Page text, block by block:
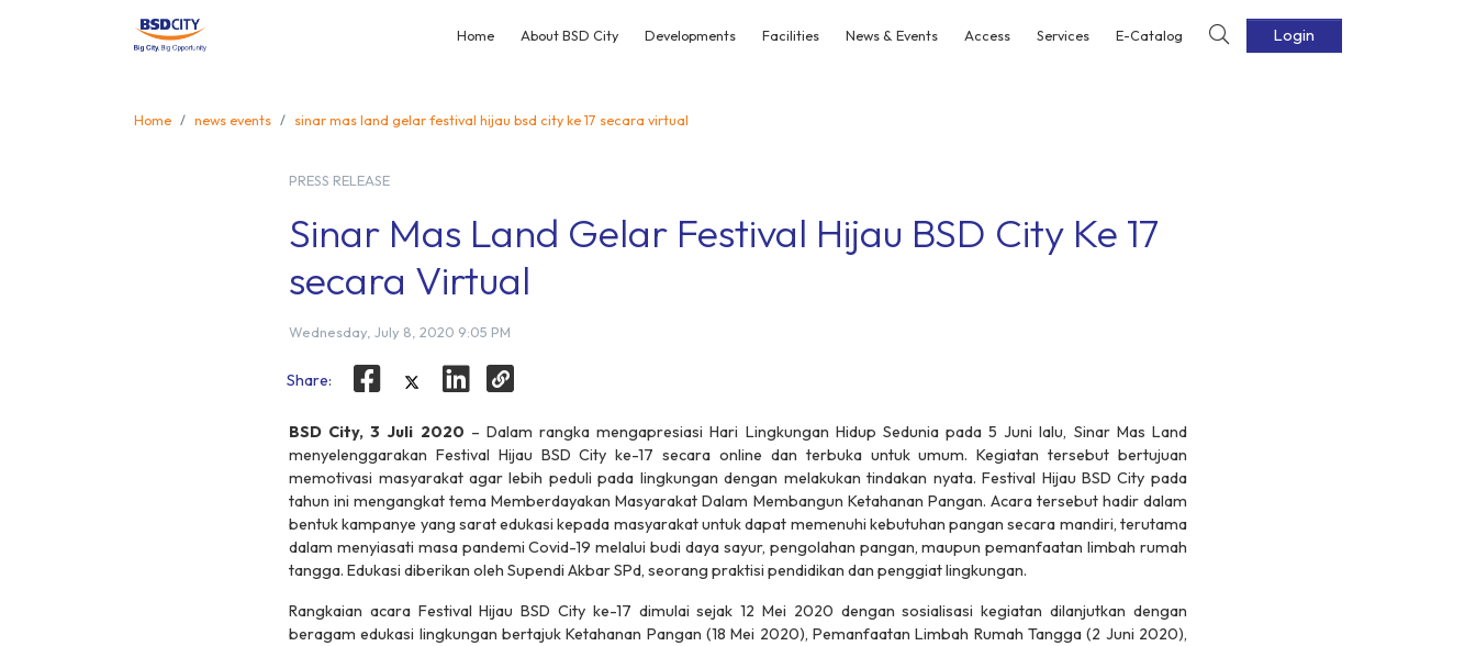
Home About BSD City Developments Facilities News & Events Access Services E-Catalog Login
Home news events sinar mas land gelar festival hijau bsd city ke 17 secara virtual
PRESS RELEASE
Sinar Mas Land Gelar Festival Hijau BSD City Ke 17
secara Virtual
Wednesday, July 8, 2020 9:05 PM
Share:
BSD City, 3 Juli 2020 – Dalam rangka mengapresiasi Hari Lingkungan Hidup Sedunia pada 5 Juni lalu, Sinar Mas Land
menyelenggarakan Festival Hijau BSD City ke-17 secara online dan terbuka untuk umum. Kegiatan tersebut bertujuan
memotivasi masyarakat agar lebih peduli pada lingkungan dengan melakukan tindakan nyata. Festival Hijau BSD City pada
tahun ini mengangkat tema Memberdayakan Masyarakat Dalam Membangun Ketahanan Pangan. Acara tersebut hadir dalam
bentuk kampanye yang sarat edukasi kepada masyarakat untuk dapat memenuhi kebutuhan pangan secara mandiri, terutama
dalam menyiasati masa pandemi Covid-19 melalui budi daya sayur, pengolahan pangan, maupun pemanfaatan limbah rumah
tangga. Edukasi diberikan oleh Supendi Akbar SPd, seorang praktisi pendidikan dan penggiat lingkungan.
Rangkaian acara Festival Hijau BSD City ke-17 dimulai sejak 12 Mei 2020 dengan sosialisasi kegiatan dilanjutkan dengan
beragam edukasi lingkungan bertajuk Ketahanan Pangan (18 Mei 2020), Pemanfaatan Limbah Rumah Tangga (2 Juni 2020),